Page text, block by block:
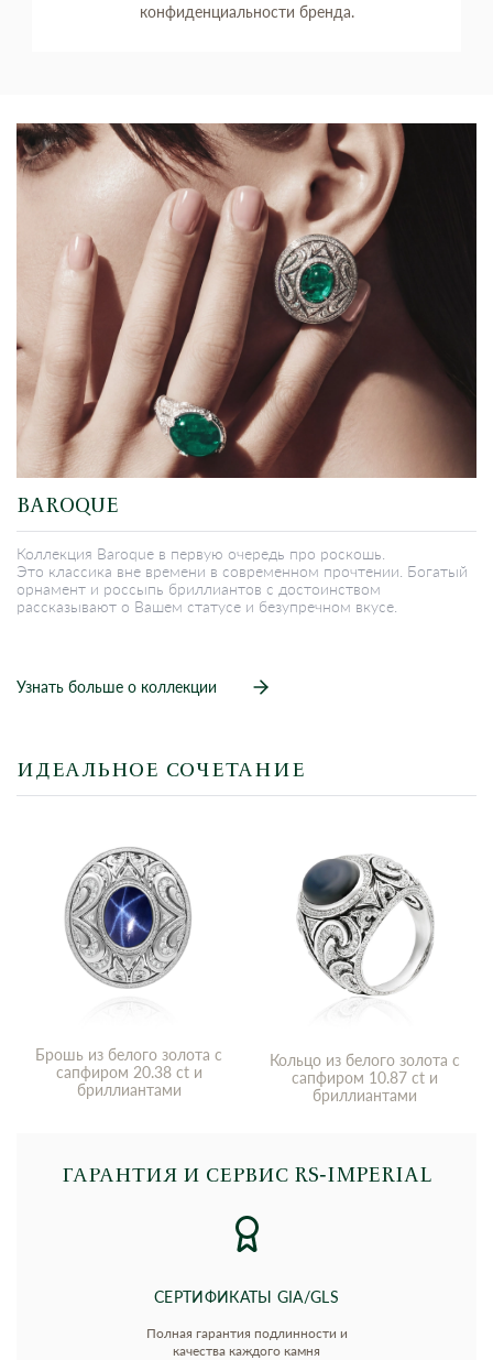
конфиденциальности бренда.
ИДЕАЛЬНОЕ СОЧЕТАНИЕ
Брошь из белого золота с
сапфиром 20.38 ct и
бриллиантами
Кольцо из белого золота с
сапфиром 10.87 ct и
бриллиантами
BAROQUE
Коллекция Baroque в первую очередь про роскошь.
Это классика вне времени в современном прочтении. Богатый
орнамент и россыпь бриллиантов с достоинством
рассказывают о Вашем статусе и безупречном вкусе.
Узнать больше о коллекции
ГАРАНТИЯ И СЕРВИС RS‑IMPERIAL
СЕРТИФИКАТЫ GIA/GLS
Полная гарантия подлинности и
качества каждого камня